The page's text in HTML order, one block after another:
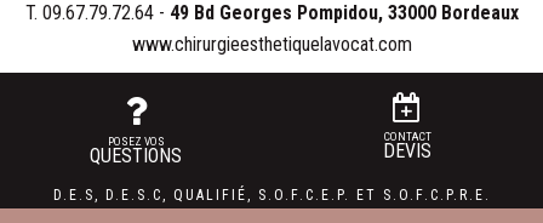
T. 09.67.79.72.64- 49 Bd Georges Pompidou, 33000 Bordeaux
www.chirurgieesthetiquelavocat.com
POSEZ VOS
QUESTIONS
CONTACT
DEVIS
D.E.S, D.E.S.C, QUALIFIÉ, S.O.F.C.E.P. ET S.O.F.C.P.R.E.